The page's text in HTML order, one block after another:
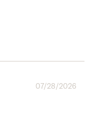
07/28/2026